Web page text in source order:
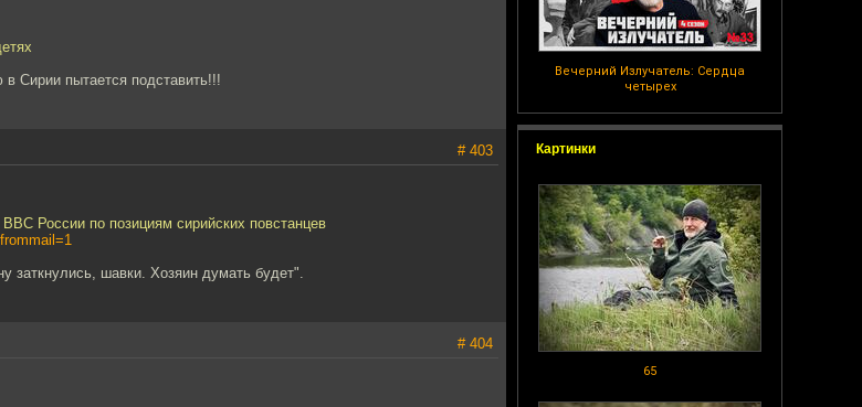
Вечерний Излучатель: Сердца
четырех
Картинки
65
Сирии пытается подставить!!!
# 403
России по позициям сирийских повстанцев
заткнулись, шавки. Хозяин думать будет".
# 404